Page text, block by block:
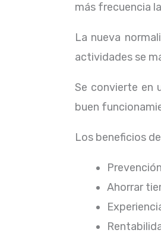
más frecuencia
La nueva
actividades se
Se convierte en
buen
Los beneficios
Ahorrar